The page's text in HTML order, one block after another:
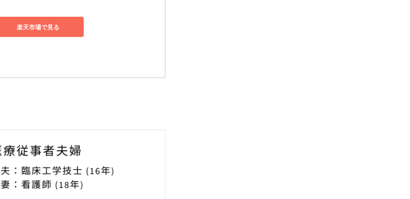
楽天市場で見る